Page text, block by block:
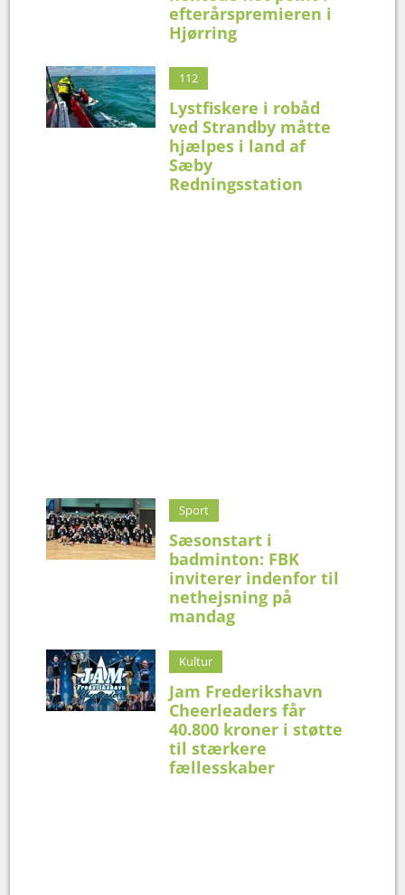
efterårspremieren i
Hjørring
112
Lystfiskere i robåd
ved Strandby måtte
hjælpes i land af
Sæby
Redningsstation
Sport
Sæsonstart i
badminton: FBK
inviterer indenfor til
nethejsning på
mandag
Kultur
Jam Frederikshavn
Cheerleaders får
40.800 kroner i støtte
til stærkere
fællesskaber